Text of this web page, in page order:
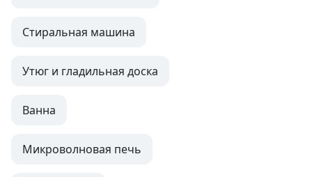
Стиральная машина
Утюг и гладильная доска
Ванна
Микроволновая печь